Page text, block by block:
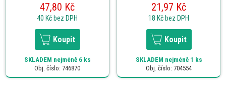
47,80 Kč
40 Kč bez DPH
Koupit
SKLADEM nejméně 6 ks
Obj. číslo: 746870
21,97 Kč
18 Kč bez DPH
Koupit
SKLADEM nejméně 1 ks
Obj. číslo: 704554